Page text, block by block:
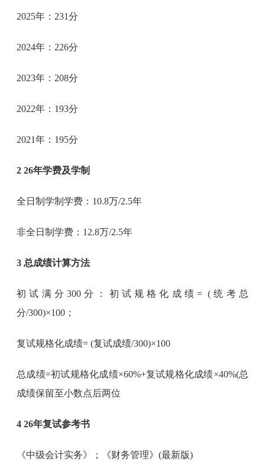
2025年：231分
2024年：226分
2023年：208分
2022年：193分
2021年：195分
2 26年学费及学制
全日制学制学费：10.8万/2.5年
非全日制学费：12.8万/2.5年
3 总成绩计算方法
初试满分300分：初试规格化成绩= (统考总
分/300)×100；
复试规格化成绩= (复试成绩/300)×100
总成绩=初试规格化成绩×60%+复试规格化成绩×40%(总
成绩保留至小数点后两位
4 26年复试参考书
《中级会计实务》；《财务管理》(最新版)